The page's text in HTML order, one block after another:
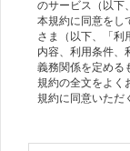
のサービス（以下
本規約に同意をし
さま（以下、「利
内容、利⽤条件、
義務関係を定める
規約の全⽂をよく
規約に同意いただ